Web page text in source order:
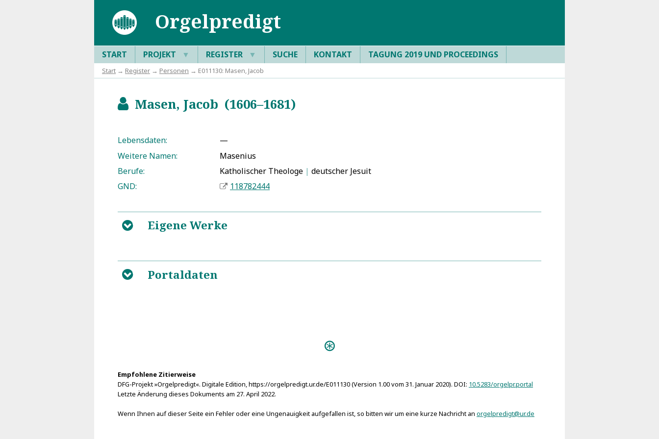
Orgelpredigt
START PROJEKT ▼ REGISTER ▼ SUCHE KONTAKT TAGUNG 2019 UND PROCEEDINGS
Start → Register → Personen → E011130: Masen, Jacob
bMasen, Jacob (1606–1681)
Lebensdaten:
—
Weitere Namen:
Masenius
Berufe:
Katholischer Theologe | deutscher Jesuit
GND:
118782444
B Eigene Werke
5
Speculum Imaginum Veritatis Occultae. Exhibens Symbola,
B Portaldaten
Empfohlene Zitierweise
DFG-Projekt »Orgelpredigt«. Digitale Edition, https://orgelpredigt.ur.de/E011130 (Version 1.00 vom 31. Januar 2020). DOI: 10.5283/orgelpr.portal
Letzte Änderung dieses Dokuments am 27. April 2022.
Wenn Ihnen auf dieser Seite ein Fehler oder eine Ungenauigkeit aufgefallen ist, so bitten wir um eine kurze Nachricht an orgelpredigt@ur.de